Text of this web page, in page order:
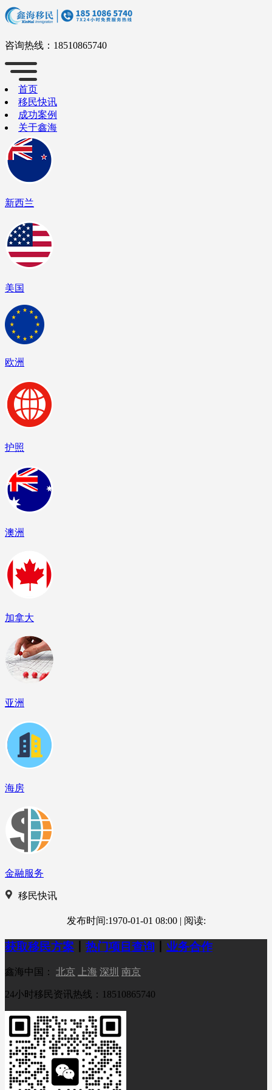
咨询热线： 18510865740
首页
移民快讯
成功案例
关于鑫海
新西兰
美国
欧洲
护照
澳洲
加拿大
亚洲
海房
金融服务
移民快讯
发布时间:1970-01-01 08:00 | 阅读:
获取移民方案 热门项目查询 业务合作
鑫海中国： 北京 上海 深圳 南京
24小时移民资讯热线：18510865740